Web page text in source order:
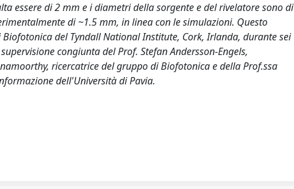
essere di 2 mm e i diametri della sorgente e del rivelatore sono di
di ~1.5 mm, in linea con le simulazioni. Questo
del Tyndall National Institute, Cork, Irlanda, durante sei
congiunta del Prof. Stefan Andersson-Engels,
ricercatrice del gruppo di Biofotonica e della Prof.ssa
dell'Università di Pavia.